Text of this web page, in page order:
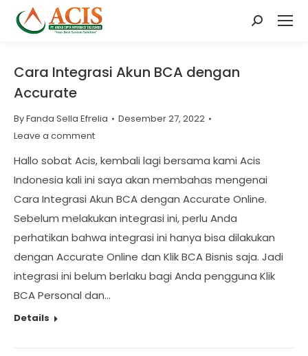
Search:
Cara Integrasi Akun BCA dengan
Accurate
ByFanda Sella Efrelia
Desember 27, 2022
Leave a comment
Hallo sobat Acis, kembali lagi bersama kami Acis
Indonesia kali ini saya akan membahas mengenai
Cara Integrasi Akun BCA dengan Accurate Online.
Sebelum melakukan integrasi ini, perlu Anda
perhatikan bahwa integrasi ini hanya bisa dilakukan
dengan Accurate Online dan Klik BCA Bisnis saja. Jadi
integrasi ini belum berlaku bagi Anda pengguna Klik
BCA Personal dan…
Details